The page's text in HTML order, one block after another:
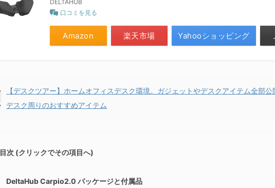
DELTAHUB
口コミを見る
Amazon 楽天市場 Yahooショッピング
【デスクツアー】ホームオフィスデスク環境。ガジェットやデスクアイテム全部公
デスク周りのおすすめアイテム
目次 (クリックでその項目へ)
DeltaHub Carpio2.0 パッケージと付属品